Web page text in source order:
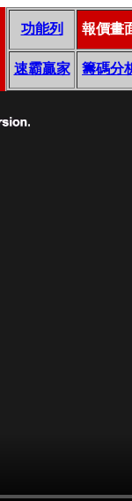
功能列 報價畫
速霸贏家 籌碼分